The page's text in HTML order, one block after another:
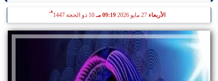
الأربعاء 27 مايو 2026 09:19 مـ 10 ذو الحجة 1447
هـ